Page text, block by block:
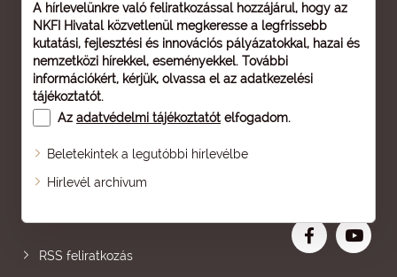
A hírlevelünkre való feliratkozással hozzájárul, hogy az
NKFI Hivatal közvetlenül megkeresse a legfrissebb
kutatási, fejlesztési és innovációs pályázatokkal, hazai és
nemzetközi hírekkel, eseményekkel. További
információkért, kérjük, olvassa el az adatkezelési
tájékoztatót.
Az adatvédelmi tájékoztatót elfogadom.
Beletekintek a legutóbbi hírlevélbe
Hírlevél archívum
Oldaltérkép
RSS feliratkozás